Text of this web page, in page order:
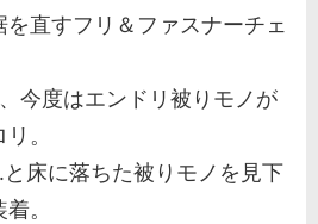
を直すフリ＆ファスナーチェ
今度はエンドリ被りモノが
。
床に落ちた被りモノを見下
。